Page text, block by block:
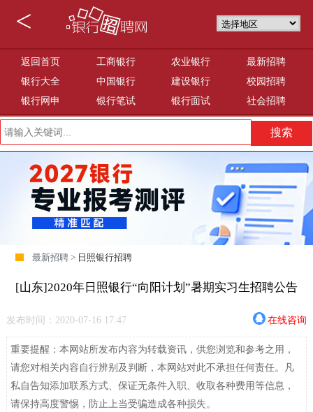
<
返回首页 工商银行 农业银行
最新招聘
银行大全
中国银行 建设银行
校园招聘
银行网申
银行笔试 银行面试 社会招聘
最新招聘 > 日照银行招聘
[山东]2020年日照银行“向阳计划”暑期实习生招聘公告
发布时间：2020-07-16 17:47 在线咨询
重要提醒：本网站所发布内容为转载资讯，供您浏览和参考之用，
请您对相关内容自行辨别及判断，本网站对此不承担任何责任。凡
私自告知添加联系方式、保证无条件入职、收取各种费用等信息，
请保持高度警惕，防止上当受骗造成各种损失。